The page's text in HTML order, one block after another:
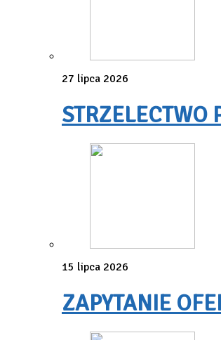
27 lipca 2026
15 lipca 2026
ZAPYTANIE